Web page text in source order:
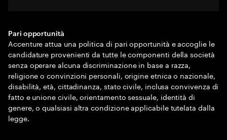
Pari opportunità
Accenture attua una politica di pari opportunità e accoglie le
candidature provenienti da tutte le componenti della società
senza operare alcuna discriminazione in base a razza,
religione o convinzioni personali, origine etnica o nazionale,
disabilità, età, cittadinanza, stato civile, inclusa convivenza di
fatto e unione civile, orientamento sessuale, identità di
genere, o qualsiasi altra condizione applicabile tutelata dalla
legge.